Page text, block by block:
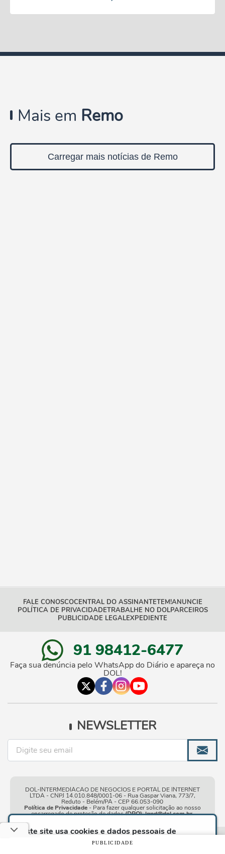
Este site usa cookies e dados pessoais de
acordo com os nossosTermos de Uso e Política
e, ao continuar navegando neste
Mais em Remo
Carregar mais notícias de Remo
FALE CONOSCOCENTRAL DO ASSINANTETEM!ANUNCIE
POLÍTICA DE PRIVACIDADETRABALHE NO DOLPARCEIROS
PUBLICIDADE LEGALEXPEDIENTE
91 98412-6477
Faça sua denúncia pelo WhatsApp do Diário e apareça no
DOL!
NEWSLETTER
DOL-INTERMEDIACAO DE NEGOCIOS E PORTAL DE INTERNET
LTDA - CNPJ 14.010.848/0001-06 - Rua Gaspar Viana, 773/7,
Reduto - Belém/PA - CEP 66.053-090
Política de Privacidade- Para fazer qualquer solicitação ao nosso
encarregado de proteção de dados(DPO):lgpd@dol.com.br.
| © Copyright 2010-2026 DOL - Diário
PUBLICIDADE